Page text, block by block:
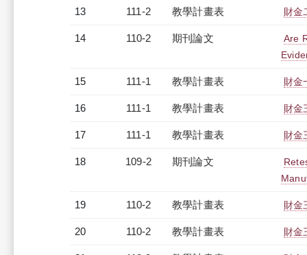
13 111-2 教學計畫表 財金
14 110-2 期刊論文
Are
15 111-1 教學計畫表 財金
16 111-1 教學計畫表 財金
17 111-1 教學計畫表 財金
18 109-2 期刊論文
19 110-2 教學計畫表 財金
20 110-2 教學計畫表 財金